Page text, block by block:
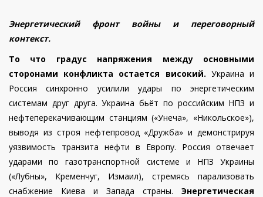
Энергетический фронт войны и переговорный
контекст.
То что градус напряжения между основными
сторонами конфликта остается високий. Украина и
Россия синхронно усилили удары по энергетическим
системам друг друга. Украина бьёт по российским НПЗ и
нефтеперекачивающим станциям («Унеча», «Никольское»),
выводя из строя нефтепровод «Дружба» и демонстрируя
уязвимость транзита нефти в Европу. Россия отвечает
ударами по газотранспортной системе и НПЗ Украины
(«Лубны», Кременчуг, Измаил), стремясь парализовать
снабжение Киева и Запада страны.
Энергетическая